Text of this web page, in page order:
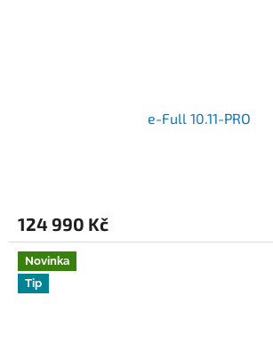
e-Full 10.11-PRO
124 990 Kč
Novinka
Tip